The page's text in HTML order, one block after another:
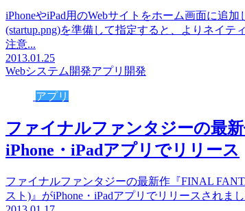
iPhoneやiPad用のWebサイトをホーム画面に追
(startup.png)を準備して指定すると、よりネイ
注意...
2013.01.25
Webシステム開発アプリ開発
アプリ
ファイナルファンタジーの最
iPhone・iPadアプリでリリース
ファイナルファンタジーの最新作『FINAL
スト)』がiPhone・iPadアプリでリリースされま